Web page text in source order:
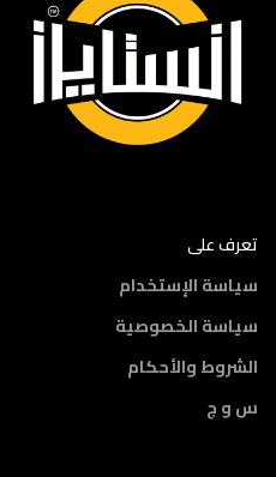
تعرف على
سياسة الإستخدام
سياسة الخصوصية
الشروط والأحكام
س و ج